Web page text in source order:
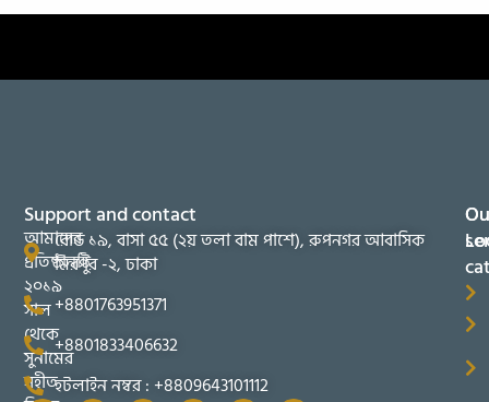
আমাদের
প্রতিষ্ঠানটি
২০১৯
সাল
থেকে
সুনামের
সহীত
Support and contact
রোড ১৯, বাসা ৫৫ (২য় তলা বাম পাশে), রুপনগর আবাসিক
মিরপুর -২, ঢাকা
+8801763951371
+8801833406632
হটলাইন নম্বর : +8809643101112